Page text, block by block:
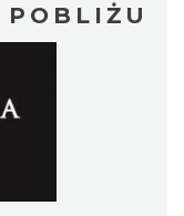
POBLIŻU